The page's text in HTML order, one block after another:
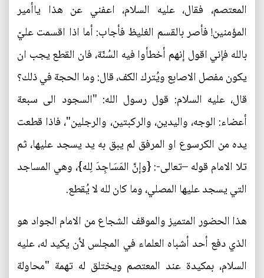
المعتصم، فقال، عليه السلام، اعفني عن هذا ياأمير
المؤمنين! فأصر بالقسم الغليظ فأجاب: أما اذا اقسمت عليّ
بالله فإني اقول إنهم أخطأوا فيه السُنّة، فان القطع يجب ان
يكون مفصل الاصابع ويُترك الكف، قال: وما الحجة في ذلك؟
قال، عليه السلام: قول رسول الله: "السجود الى سبعة
أعضاء: الوجه، واليدين، والركبتين، والرجلين"، فاذا قطعت
يده من الكرسوع او المرفق لم يبق به يد يسجد عليها، ثم
تلا الامام قوله –تعالى-: {وإنَّ المَسَاجِدَ لِله}، وهي المساجد
التي يسجد عليها المصلي، وما كان لله لا يُقطع.
هذا الحضور المتميز والموقف الشجاع من الامام الجواد هو
الذي دفع أحد أشباه العلماء في المجلس لأن يكيد له، عليه
السلام، بمكيدة عند المعتصم ويختلق له تهمة "محاولة